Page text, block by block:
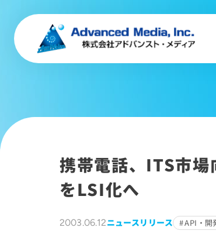
事業内容
会社概要
携帯電話、ITS市
をLSI化へ
2003.06.12ニュースリリース API・開